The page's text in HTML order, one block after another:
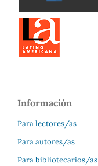
Información
Para lectores/as
Para autores/as
Para bibliotecarios/as